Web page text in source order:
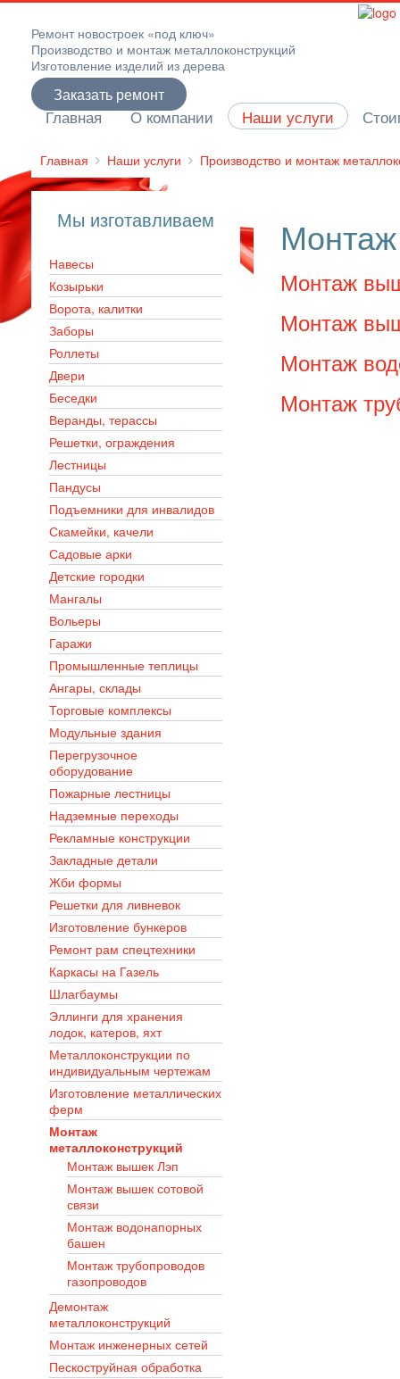
Ремонт новостроек «под ключ»
Производство и монтаж металлоконструкций
Изготовление изделий из дерева
Заказать ремонт
Главная О компании Наши услуги
Главная Наши услуги Производство и монтаж
Монтаж
Монтаж
Монтаж
Монтаж
Монтаж
Мы изготавливаем
Навесы
Козырьки
Ворота, калитки
Заборы
Роллеты
Двери
Беседки
Веранды, терассы
Решетки, ограждения
Лестницы
Пандусы
Подъемники для инвалидов
Скамейки, качели
Садовые арки
Детские городки
Мангалы
Вольеры
Гаражи
Промышленные теплицы
Ангары, склады
Торговые комплексы
Модульные здания
Перегрузочное
оборудование
Пожарные лестницы
Надземные переходы
Рекламные конструкции
Закладные детали
Жби формы
Решетки для ливневок
Изготовление бункеров
Ремонт рам спецтехники
Каркасы на Газель
Шлагбаумы
Эллинги для хранения
лодок, катеров, яхт
Металлоконструкции по
индивидуальным чертежам
Изготовление металлических
ферм
Монтаж
металлоконструкций
Монтаж вышек Лэп
Монтаж вышек сотовой
связи
Монтаж водонапорных
башен
Монтаж трубопроводов
газопроводов
Демонтаж
металлоконструкций
Монтаж инженерных сетей
Пескоструйная обработка